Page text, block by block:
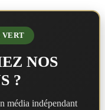
VERT
NOS
?
média indépendant